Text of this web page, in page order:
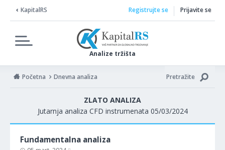
KapitalRS
Analize tržišta
Registrujte se Prijavite se
Početna Dnevna analiza Pretražite
ZLATO ANALIZA
Jutarnja analiza CFD instrumenata 05/03/2024
Fundamentalna analiza